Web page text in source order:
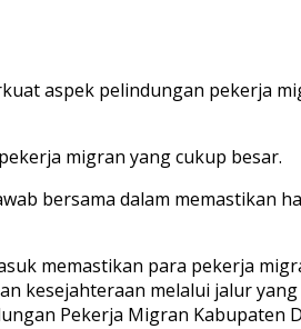
aspek pelindungan pekerja
migran yang cukup besar.
bersama dalam memastikan
memastikan para pekerja
kesejahteraan melalui jalur yang
Pekerja Migran Kabupaten